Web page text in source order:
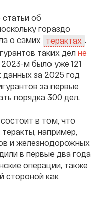
об
гораздо
о самих
терактах .
таких дел не
м было уже 121
за 2025 год
за первые
порядка 300 дел.
в том, что
например,
и железнодорожных
в первые два года
операции, также
стороной как